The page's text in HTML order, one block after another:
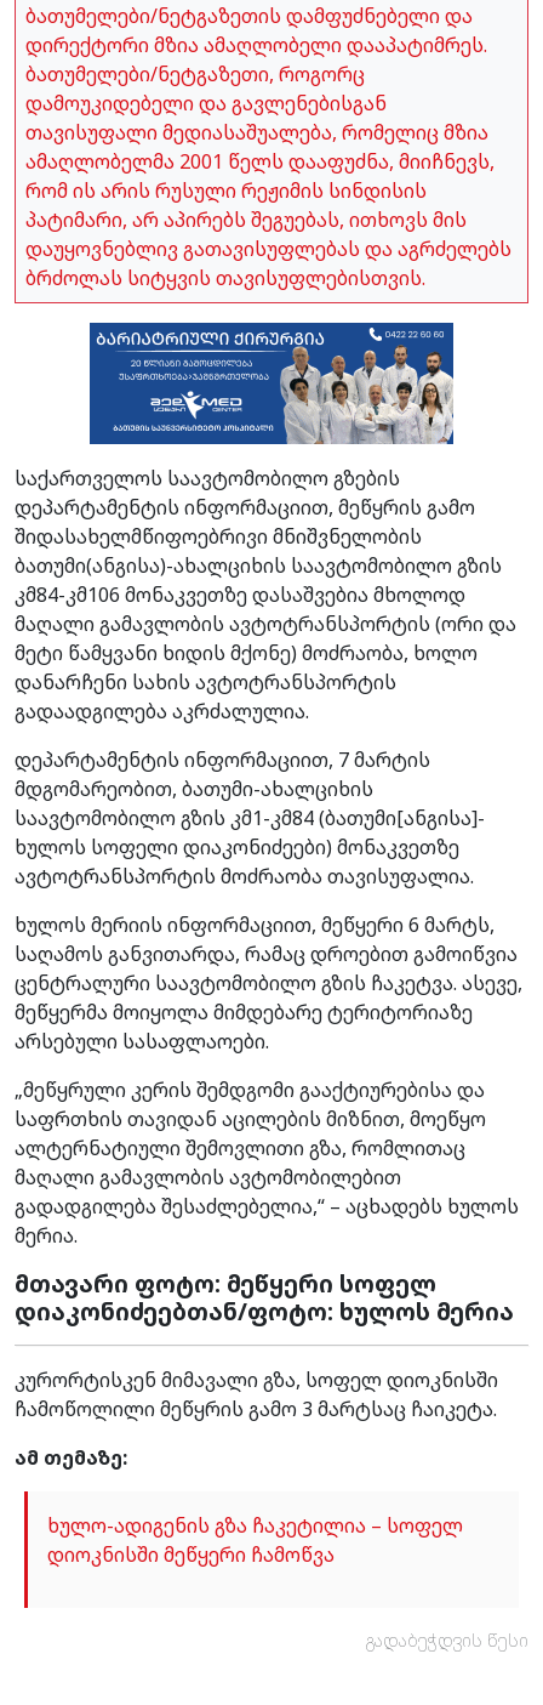
ბათუმელები/ნეტგაზეთის დამფუძნებელი და
დირექტორი მზია ამაღლობელი დააპატიმრეს.
ბათუმელები/ნეტგაზეთი, როგორც
დამოუკიდებელი და გავლენებისგან
თავისუფალი მედიასაშუალება, რომელიც მზია
ამაღლობელმა 2001 წელს დააფუძნა, მიიჩნევს,
რომ ის არის რუსული რეჟიმის სინდისის
პატიმარი, არ აპირებს შეგუებას, ითხოვს მის
დაუყოვნებლივ გათავისუფლებას და აგრძელებს
ბრძოლას სიტყვის თავისუფლებისთვის.
საქართველოს საავტომობილო გზების
დეპარტამენტის ინფორმაციით, მეწყრის გამო
შიდასახელმწიფოებრივი მნიშვნელობის
ბათუმი(ანგისა)-ახალციხის საავტომობილო გზის
კმ84-კმ106 მონაკვეთზე დასაშვებია მხოლოდ
მაღალი გამავლობის ავტოტრანსპორტის (ორი და
მეტი წამყვანი ხიდის მქონე) მოძრაობა, ხოლო
დანარჩენი სახის ავტოტრანსპორტის
გადაადგილება აკრძალულია.
დეპარტამენტის ინფორმაციით, 7 მარტის
მდგომარეობით, ბათუმი-ახალციხის
საავტომობილო გზის კმ1-კმ84 (ბათუმი[ანგისა]-
ხულოს სოფელი დიაკონიძეები) მონაკვეთზე
ავტოტრანსპორტის მოძრაობა თავისუფალია.
ხულოს მერიის ინფორმაციით, მეწყერი 6 მარტს,
საღამოს განვითარდა, რამაც დროებით გამოიწვია
ცენტრალური საავტომობილო გზის ჩაკეტვა. ასევე,
მეწყერმა მოიყოლა მიმდებარე ტერიტორიაზე
არსებული სასაფლაოები.
„მეწყრული კერის შემდგომი გააქტიურებისა და
საფრთხის თავიდან აცილების მიზნით, მოეწყო
ალტერნატიული შემოვლითი გზა, რომლითაც
მაღალი გამავლობის ავტომობილებით
გადადგილება შესაძლებელია,“ – აცხადებს ხულოს
მერია.
მთავარი ფოტო: მეწყერი სოფელ
დიაკონიძეებთან/ფოტო: ხულოს მერია
კურორტისკენ მიმავალი გზა, სოფელ დიოკნისში
ჩამოწოლილი მეწყრის გამო 3 მარტსაც ჩაიკეტა.
ამ თემაზე:
ხულო-ადიგენის გზა ჩაკეტილია – სოფელ
დიოკნისში მეწყერი ჩამოწვა
გადაბეჭდვის წესი